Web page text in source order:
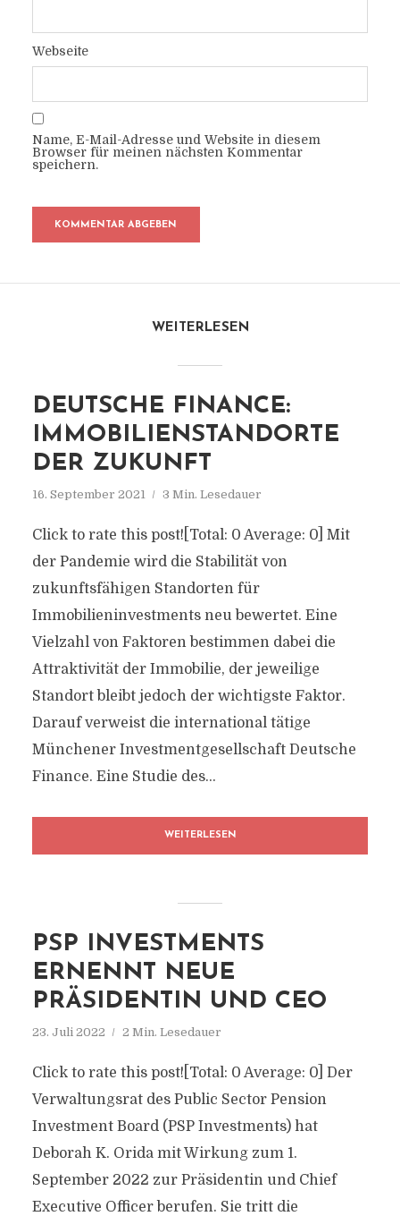
Webseite
Name, E-Mail-Adresse und Website in diesem
Browser für meinen nächsten Kommentar
speichern.
WEITERLESEN
DEUTSCHE FINANCE:
IMMOBILIENSTANDORTE
DER ZUKUNFT
16. September 2021 3 Min. Lesedauer
Click to rate this post![Total: 0 Average: 0] Mit
der Pandemie wird die Stabilität von
zukunftsfähigen Standorten für
Immobilieninvestments neu bewertet. Eine
Vielzahl von Faktoren bestimmen dabei die
Attraktivität der Immobilie, der jeweilige
Standort bleibt jedoch der wichtigste Faktor.
Darauf verweist die international tätige
Münchener Investmentgesellschaft Deutsche
Finance. Eine Studie des...
WEITERLESEN
PSP INVESTMENTS
ERNENNT NEUE
PRÄSIDENTIN UND CEO
23. Juli 2022 2 Min. Lesedauer
Click to rate this post![Total: 0 Average: 0] Der
Verwaltungsrat des Public Sector Pension
Investment Board (PSP Investments) hat
Deborah K. Orida mit Wirkung zum 1.
September 2022 zur Präsidentin und Chief
Executive Officer berufen. Sie tritt die